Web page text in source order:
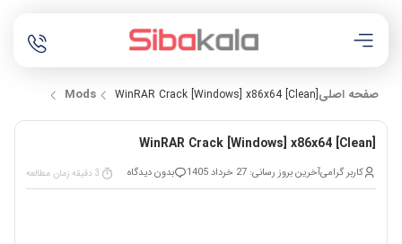
صفحه اصلی Mods WinRAR Crack [Windows] x86x64 [Clean]
WinRAR Crack [Windows] x86x64 [Clean]
کاربر گرامیآخرین بروز رسانی: 27 خرداد 1405 بدون دیدگاه 3 دقیقه زمان مطالعه